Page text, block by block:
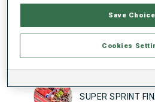
sam.10:20
SUPER SPRINT
Programmé
SUPER SPRINT
Save
Cookies